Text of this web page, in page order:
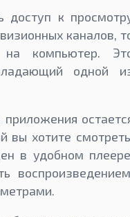
доступ к
каналов,
компьютер.
одной
вы хотите
в удобном